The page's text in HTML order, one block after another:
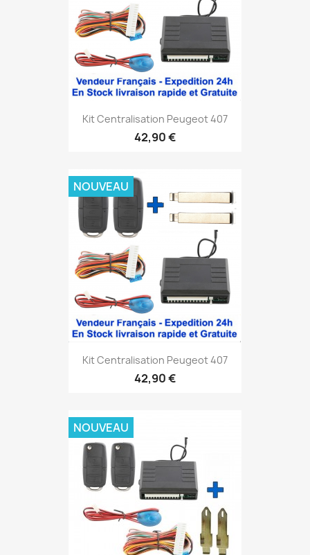
Kit Centralisation Peugeot 407
42,90 €
Kit Centralisation Peugeot 407
42,90 €
NOUVEAU
NOUVEAU